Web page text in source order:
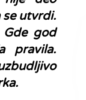
utvrdi.
god
pravila.